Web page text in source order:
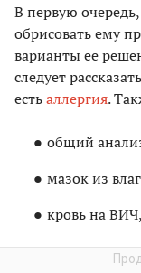
В первую
обрисовать ему
варианты ее
следует
естьаллергия.
общий
мазок из
кровь на